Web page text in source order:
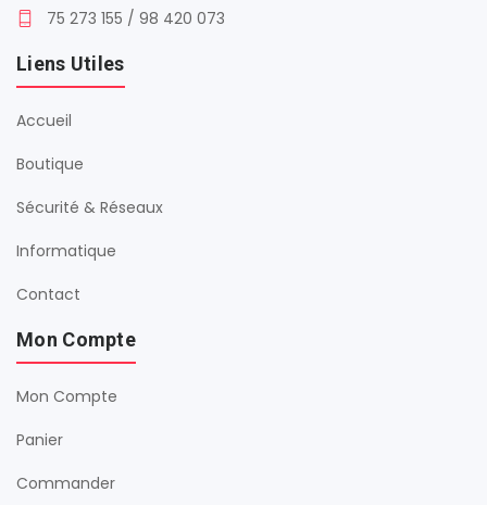
75 273 155 / 98 420 073
Liens Utiles
Accueil
Boutique
Sécurité & Réseaux
Informatique
Contact
Mon Compte
Mon Compte
Panier
Commander